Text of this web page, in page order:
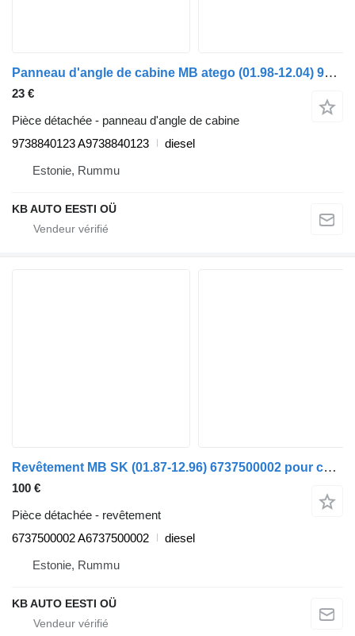
Panneau d'angle de cabine MB atego (01.98-12.04) 9738840123 pour camion Mercedes-Benz Atego, Atego 2, Atego 3 (1996-)
23 €
Pièce détachée - panneau d'angle de cabine
9738840123 A9738840123
diesel
Estonie, Rummu
KB AUTO EESTI OÜ
Revêtement MB SK (01.87-12.96) 6737500002 pour camion Mercedes-Benz SK, LK, LN2 (1984-1998)
100 €
Pièce détachée - revêtement
6737500002 A6737500002
diesel
Estonie, Rummu
KB AUTO EESTI OÜ